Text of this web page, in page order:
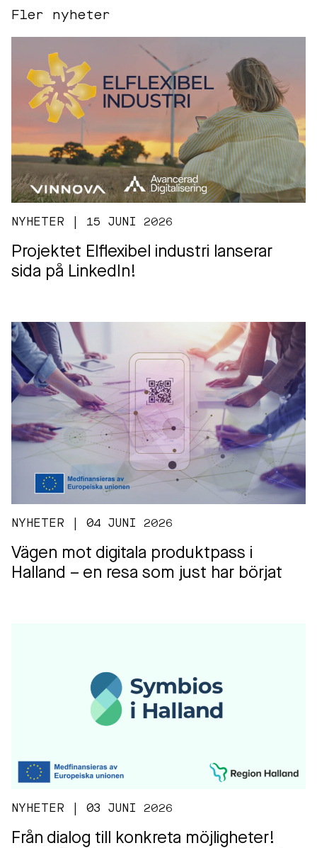
Fler nyheter
NYHETER | 15 JUNI 2026
Projektet Elflexibel industri lanserar
sida på LinkedIn!
NYHETER | 04 JUNI 2026
Vägen mot digitala produktpass i
Halland – en resa som just har börjat
NYHETER | 03 JUNI 2026
Från dialog till konkreta möjligheter!